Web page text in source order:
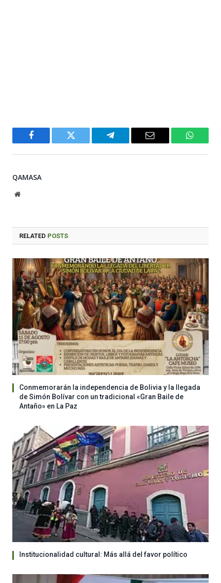
Facebook Twitter Telegram Email
QAMASA
Website
RELATED POSTS
Conmemorarán la independencia de Bolivia y la llegada
de Simón Bolívar con un tradicional «Gran Baile de
Antaño» en La Paz
Institucionalidad cultural: Más allá del favor político